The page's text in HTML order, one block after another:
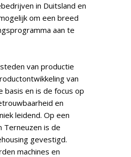
in Duitsland en
om een breed
aan te
van productie
van
basis en is de focus op
en
leidend. Op een
Terneuzen is de
gevestigd.
machines en